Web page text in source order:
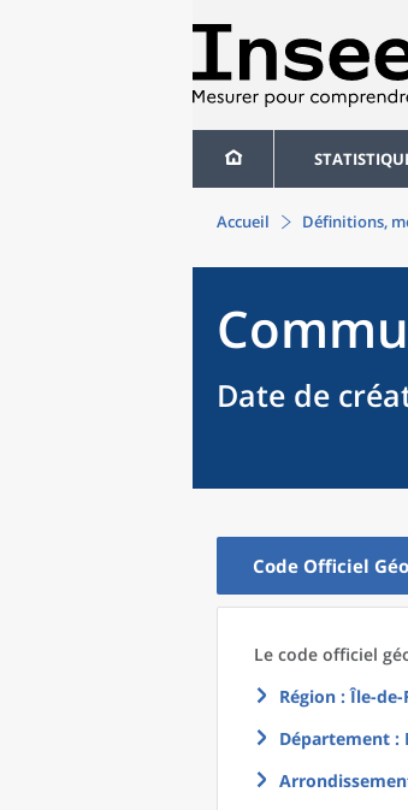
Accueil Définitions,
Date de
Code Officiel
Le code officiel
Région : Île-de-
Département :